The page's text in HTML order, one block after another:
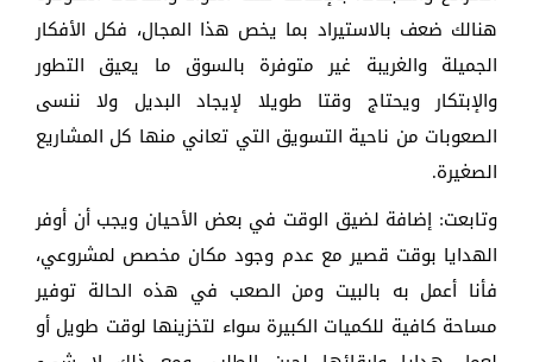
هنالك ضعف بالاستيراد بما يخص هذا المجال، فكل الأفكار
الجميلة والغريبة غير متوفرة بالسوق ما يعيق التطور
والإبتكار ويحتاج وقتا طويلا لإيجاد البديل ولا ننسى
الصعوبات من ناحية التسويق التي تعاني منها كل المشاريع
الصغيرة.
وتابعت: إضافة لضيق الوقت في بعض الأحيان ويجب أن أوفر
الهدايا بوقت قصير مع عدم وجود مكان مخصص لمشروعي،
فأنا أعمل به بالبيت ومن الصعب في هذه الحالة توفير
مساحة كافية للكميات الكبيرة سواء لتخزينها لوقت طويل أو